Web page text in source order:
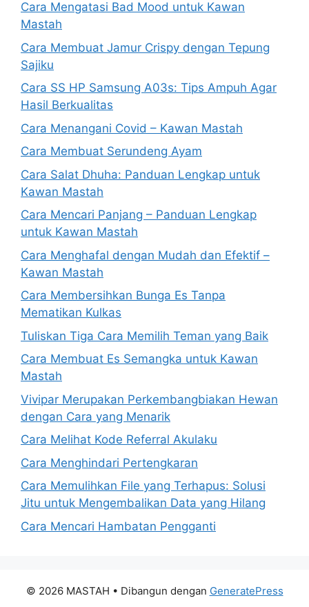
Cara Mengatasi Bad Mood untuk Kawan
Mastah
Cara Membuat Jamur Crispy dengan Tepung
Sajiku
Cara SS HP Samsung A03s: Tips Ampuh Agar
Hasil Berkualitas
Cara Menangani Covid – Kawan Mastah
Cara Membuat Serundeng Ayam
Cara Salat Dhuha: Panduan Lengkap untuk
Kawan Mastah
Cara Mencari Panjang – Panduan Lengkap
untuk Kawan Mastah
Cara Menghafal dengan Mudah dan Efektif –
Kawan Mastah
Cara Membersihkan Bunga Es Tanpa
Mematikan Kulkas
Tuliskan Tiga Cara Memilih Teman yang Baik
Cara Membuat Es Semangka untuk Kawan
Mastah
Vivipar Merupakan Perkembangbiakan Hewan
dengan Cara yang Menarik
Cara Melihat Kode Referral Akulaku
Cara Menghindari Pertengkaran
Cara Memulihkan File yang Terhapus: Solusi
Jitu untuk Mengembalikan Data yang Hilang
Cara Mencari Hambatan Pengganti
© 2026 MASTAH • Dibangun dengan GeneratePress